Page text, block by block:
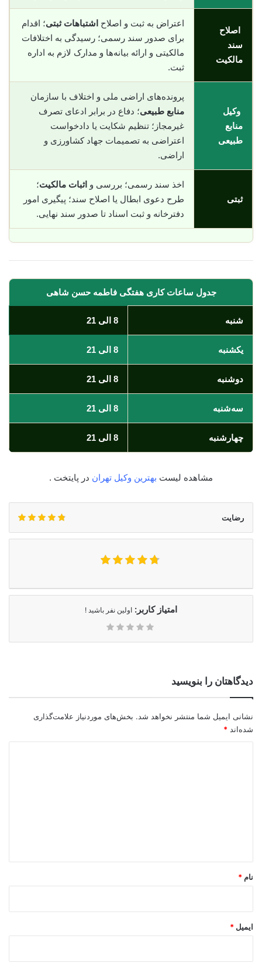
اصلاح
سند
مالکیت
اعتراض به ثبت و اصلاح اشتباهات ثبتی؛ اقدام
برای صدور سند رسمی؛ رسیدگی به اختلافات
مالکیتی و ارائه بیانه‌ها و مدارک لازم به اداره
ثبت.
وکیل
منابع
طبیعی
پرونده‌های اراضی ملی و اختلاف با سازمان
منابع طبیعی؛ دفاع در برابر ادعای تصرف
غیرمجاز؛ تنظیم شکایت یا دادخواست
اعتراضی به تصمیمات جهاد کشاورزی و
اراضی.
ثبتی
اخذ سند رسمی؛ بررسی و اثبات مالکیت؛
طرح دعوی ابطال یا اصلاح سند؛ پیگیری امور
دفترخانه و ثبت اسناد تا صدور سند نهایی.
جدول ساعات کاری هفتگی فاطمه حسن شاهی
شنبه 8 الی 21
یکشنبه 8 الی 21
دوشنبه 8 الی 21
سه‌شنبه 8 الی 21
چهارشنبه 8 الی 21
مشاهده لیست بهترین وکیل تهران در پایتخت .
رضایت
امتیاز کاربر: اولین نفر باشید !
دیدگاهتان را بنویسید
نشانی ایمیل شما منتشر نخواهد شد. بخش‌های موردنیاز علامت‌گذاری
شده‌اند *
نام *
ایمیل *